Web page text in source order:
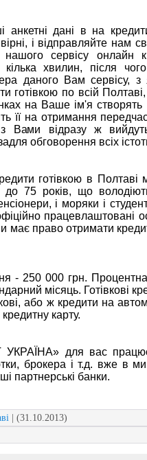
анкетні дані в на
і відправляйте нам
нашого сервісу онлайн
хвилин, після
даного Вам сервісу,
готівкою по всій
на Ваше ім'я створять
її на отримання
Вами відразу ж
обговорення всіх
готівкою в Полтаві
до 75 років, що
і моряки і
працевлаштовані
має право отримати
- 250 000 грн.
місяць. Готівкові
або ж кредити на
карту.
для вас
брокера і т.д. вже в
партнерські банки.
| (31.10.2013)